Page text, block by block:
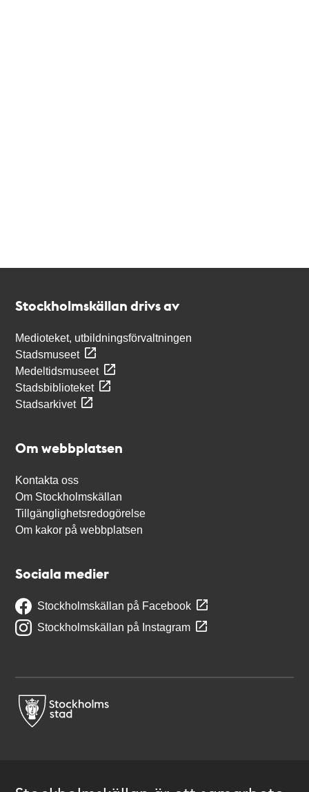
Stockholmskällan drivs av
Medioteket, utbildningsförvaltningen
Stadsmuseet
Medeltidsmuseet
Stadsbiblioteket
Stadsarkivet
Om webbplatsen
Kontakta oss
Om Stockholmskällan
Tillgänglighetsredogörelse
Om kakor på webbplatsen
Sociala medier
Stockholmskällan på Facebook
Stockholmskällan på Instagram